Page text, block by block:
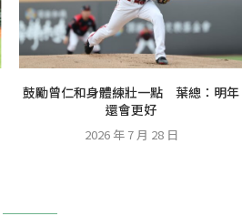
鼓勵曾仁和身體練壯一點 葉總：明年
還會更好
2026 年 7 月 28 日